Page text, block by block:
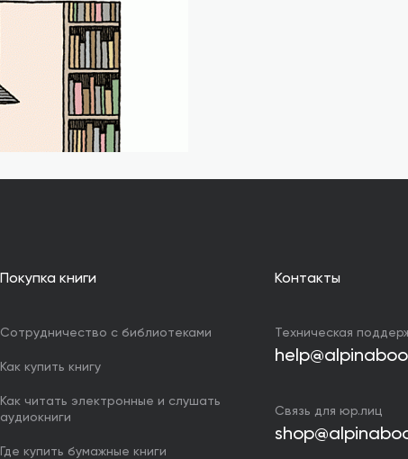
Покупка книги
Сотрудничество с библиотеками
Как купить книгу
Как читать электронные и слушать
аудиокниги
Где купить бумажные книги
Контакты
Техническая
Связь для юр.лиц